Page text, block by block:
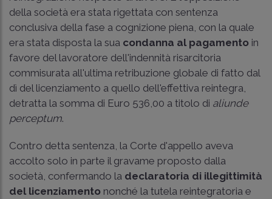
della società era stata rigettata con sentenza
conclusiva della fase a cognizione piena, con la quale
era stata disposta la sua condanna al pagamento in
favore del lavoratore dell'indennità risarcitoria
commisurata all'ultima retribuzione globale di fatto dal
dì del licenziamento a quello dell'effettiva reintegra,
detratta la somma di Euro 536,00 a titolo di aliunde
perceptum.
Contro detta sentenza, la Corte d'appello aveva
accolto solo in parte il gravame proposto dalla
società, confermando la declaratoria di illegittimità
del licenziamento nonché la tutela reintegratoria e